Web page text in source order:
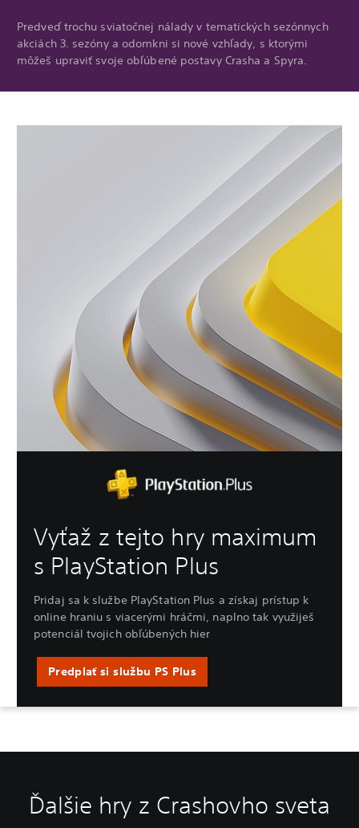
Predveď trochu sviatočnej nálady v tematických sezónnych
akciách 3. sezóny a odomkni si nové vzhľady, s ktorými
môžeš upraviť svoje obľúbené postavy Crasha a Spyra.
Vyťaž z tejto hry maximum
s PlayStation Plus
Pridaj sa k službe PlayStation Plus a získaj prístup k
online hraniu s viacerými hráčmi, naplno tak využiješ
potenciál tvojich obľúbených hier
Predplať si službu PS Plus
Ďalšie hry z Crashovho sveta